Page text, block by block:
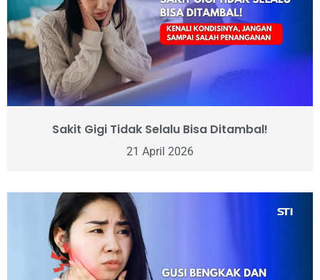
Sakit Gigi Tidak Selalu Bisa Ditambal!
21 April 2026